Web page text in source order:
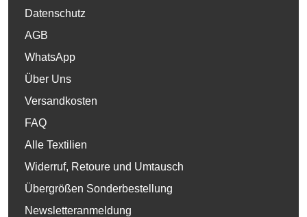
Datenschutz
AGB
WhatsApp
Über Uns
Versandkosten
FAQ
Alle Textilien
Widerruf, Retoure und Umtausch
Übergrößen Sonderbestellung
Newsletteranmeldung